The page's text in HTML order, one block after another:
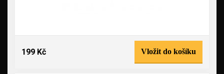
199 Kč Vložit do košíku